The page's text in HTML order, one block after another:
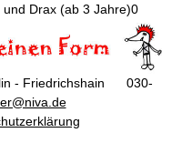
Drax (ab 3 Jahre)0
- Friedrichshain 030-